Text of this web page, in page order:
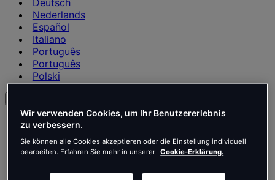
Deutsch
Nederlands
Español
Italiano
Português
Português
Polski
English
Deutsch
Nederlands
Español
Wir verwenden Cookies, um Ihr Benutzererlebnis
zu verbessern.
Sie können alle Cookies akzeptieren oder die Einstellung individuell
bearbeiten. Erfahren Sie mehr in unserer Cookie-Erklärung.